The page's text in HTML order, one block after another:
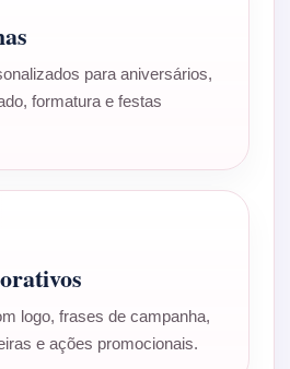
para aniversários,
formatura e festas
logo, frases de campanha,
e ações promocionais.